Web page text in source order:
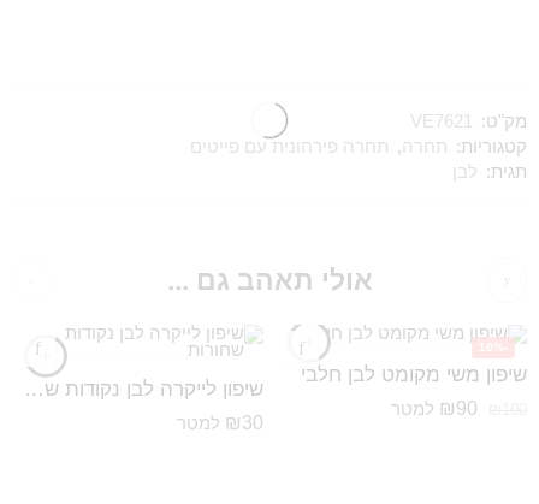
מק"ט:
VE7621
קטגוריות: תחרה, תחרה פירחונית עם פייטים
תגית: לבן
אולי תאהב גם ...
-10%
שיפון משי מקומט לבן חלבי
₪90 למטר
שיפון לייקרה לבן נקודות שחורות
₪30 למטר